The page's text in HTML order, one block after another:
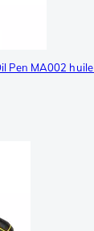
Pen MA002